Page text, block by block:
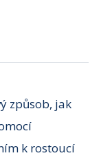
způsob, jak
k rostoucí